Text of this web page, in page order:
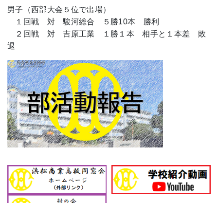
男子（西部大会５位で出場）
１回戦 対 駿河総合 ５勝10本 勝利
２回戦 対 吉原工業 １勝１本 相手と１本差 敗
退